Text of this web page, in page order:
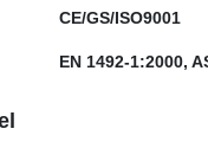
CE/GS/ISO9001
EN 1492-1:2000,